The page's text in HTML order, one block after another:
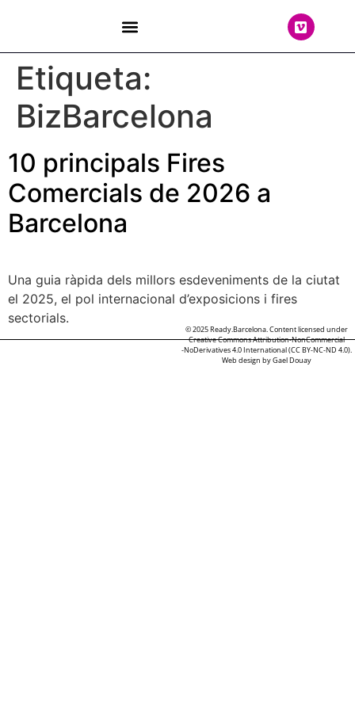
Etiqueta:
BizBarcelona
10 principals Fires
Comercials de 2026 a
Barcelona
Una guia ràpida dels millors esdeveniments de la ciutat
el 2025, el pol internacional d’exposicions i fires
sectorials.
© 2025 Ready.Barcelona. Content licensed under
Creative Commons Attribution-NonCommercial
-NoDerivatives 4.0 International (CC BY-NC-ND 4.0).
Web design byGael Douay